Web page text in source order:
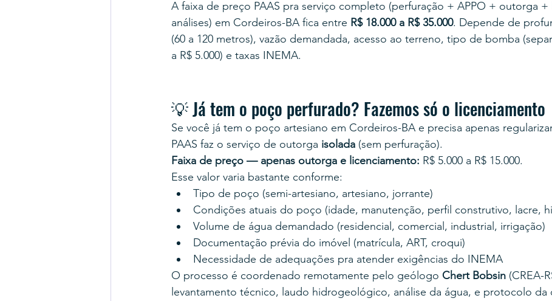
A faixa de preço PAAS pra serviço completo (perfuração + APPO + outorga
análises) em Cordeiros-BA fica entre R$ 18.000 a R$ 35.000. Depende de
(60 a 120 metros), vazão demandada, acesso ao terreno, tipo de bomba
a R$ 5.000) e taxas INEMA.
💡 Já tem o poço perfurado? Fazemos só o licenciamento
Se você já tem o poço artesiano em Cordeiros-BA e precisa apenas
PAAS faz o serviço de outorga isolada (sem perfuração).
Faixa de preço — apenas outorga e licenciamento: R$ 5.000 a R$ 15.000.
Esse valor varia bastante conforme:
Tipo de poço (semi-artesiano, artesiano, jorrante)
Condições atuais do poço (idade, manutenção, perfil construtivo, lacre,
Volume de água demandado (residencial, comercial, industrial, irrigação)
Documentação prévia do imóvel (matrícula, ART, croqui)
Necessidade de adequações pra atender exigências do INEMA
O processo é coordenado remotamente pelo geólogo Chert Bobsin (CREA-
levantamento técnico, laudo hidrogeológico, análise da água, e protocolo